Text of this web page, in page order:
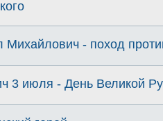
Михайлович - поход
3 июля - День Великой